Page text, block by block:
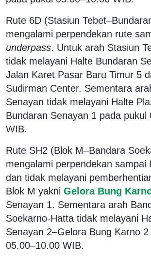
Rute 6D (Stasiun
mengalami perpendekan rute
underpass. Untuk arah Stasiun
tidak melayani Halte Bundaran
Jalan Karet Pasar Baru Timur 5
Sudirman Center. Sementara
Senayan tidak melayani Halte
Bundaran Senayan 1 pada pukul
WIB.
Rute SH2 (Blok M–Bandara
mengalami perpendekan sampai
dan tidak melayani
Blok M yakni Gelora Bung
Senayan 1. Sementara arah
Soekarno-Hatta tidak melayani
Senayan 2–Gelora Bung Karno 2
05.00–10.00 WIB.